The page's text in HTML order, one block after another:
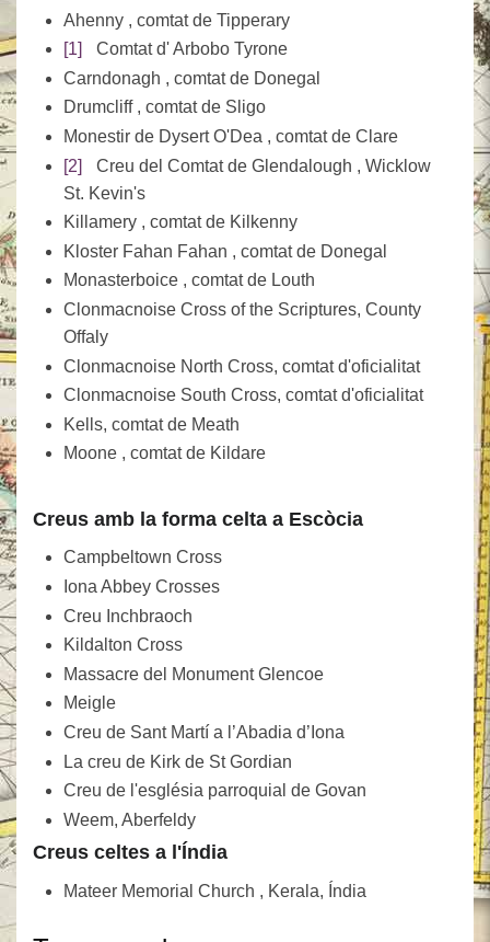
Ahenny , comtat de Tipperary
[1]
Comtat d' Arbobo Tyrone
Carndonagh , comtat de Donegal
Drumcliff , comtat de Sligo
Monestir de Dysert O'Dea , comtat de Clare
[2]
Creu del Comtat de Glendalough , Wicklow
St. Kevin's
Killamery , comtat de Kilkenny
Kloster Fahan Fahan , comtat de Donegal
Monasterboice , comtat de Louth
Clonmacnoise Cross of the Scriptures, County
Offaly
Clonmacnoise North Cross, comtat d'oficialitat
Clonmacnoise South Cross, comtat d'oficialitat
Kells, comtat de Meath
Moone , comtat de Kildare
Creus amb la forma celta a Escòcia
Campbeltown Cross
Iona Abbey Crosses
Creu Inchbraoch
Kildalton Cross
Massacre del Monument Glencoe
Meigle
Creu de Sant Martí a l’Abadia d’Iona
La creu de Kirk de St Gordian
Creu de l'església parroquial de Govan
Weem, Aberfeldy
Creus celtes a l'Índia
Mateer Memorial Church , Kerala, Índia